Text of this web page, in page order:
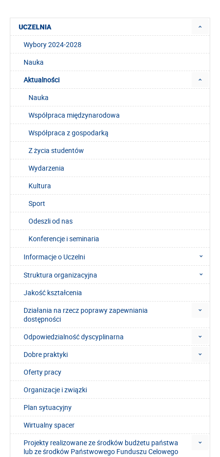
UCZELNIA
Wybory 2024-2028
Nauka
Aktualności
Nauka
Współpraca międzynarodowa
Współpraca z gospodarką
Z życia studentów
Wydarzenia
Kultura
Sport
Odeszli od nas
Konferencje i seminaria
Informacje o Uczelni
Struktura organizacyjna
Jakość kształcenia
Działania na rzecz poprawy zapewniania
dostępności
Odpowiedzialność dyscyplinarna
Dobre praktyki
Oferty pracy
Organizacje i związki
Plan sytuacyjny
Wirtualny spacer
Projekty realizowane ze środków budżetu państwa
lub ze środków Państwowego Funduszu Celowego